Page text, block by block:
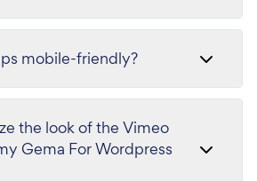
mobile-friendly?
the look of the Vimeo
Gema For Wordpress